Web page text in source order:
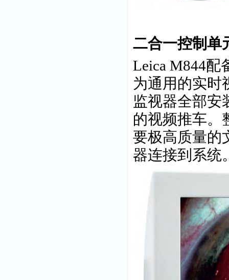
二合一控制单
Leica M844配
为通用的实时
监视器全部安
的视频推车。
要极高质量的
器连接到系统